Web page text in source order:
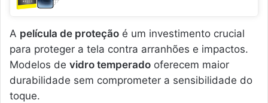
A película de proteção é um investimento crucial
para proteger a tela contra arranhões e impactos.
Modelos de vidro temperado oferecem maior
durabilidade sem comprometer a sensibilidade do
toque.